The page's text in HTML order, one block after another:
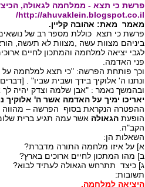
פרשת כי תצא - ממלחמה לגאולה,
http://ahuvaklein.blogspot.co.il/
מאמר מאת: אהובה קליין.
פרשת כי תצא כוללת מספר רב של
ביניהם מצוות עשה ,מצוות לא תעשה,
לגבי יציאה למלחמה והמתכון לחיים
פני האדמה.
וכך פותחת הפרשה: "כי תצא למלחמה על
ונתנו ה' אלוקיך בידך ושבית שביו" .
ובהמשך נאמר : "אבן שלמה וצדק יהיה
יאריכו ימיך על האדמה אשר ה' אלוקיך
ההפטרה הנקראת בסוף הפרשה – מהווה
הופעת הגאולה אשר עמה תגיע ברית
הקב"ה.
השאלות הן:
א] על איזו מלחמה התורה מדברת?
ב] מהו המתכון לחיים ארוכים בארץ?
ג] כיצד תתרחש הגאולה לעתיד לבוא?
תשובות:
היציאה למלחמה.